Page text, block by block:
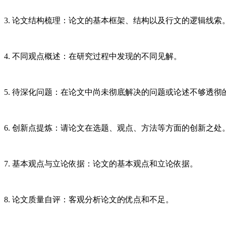
3. 论文结构梳理：论文的基本框架、结构以及行文的逻辑线索。
4. 不同观点概述：在研究过程中发现的不同见解。
5. 待深化问题：在论文中尚未彻底解决的问题或论述不够透彻
6. 创新点提炼：请论文在选题、观点、方法等方面的创新之处。
7. 基本观点与立论依据：论文的基本观点和立论依据。
8. 论文质量自评：客观分析论文的优点和不足。